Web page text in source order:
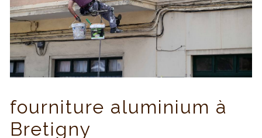
fourniture aluminium à
Bretigny